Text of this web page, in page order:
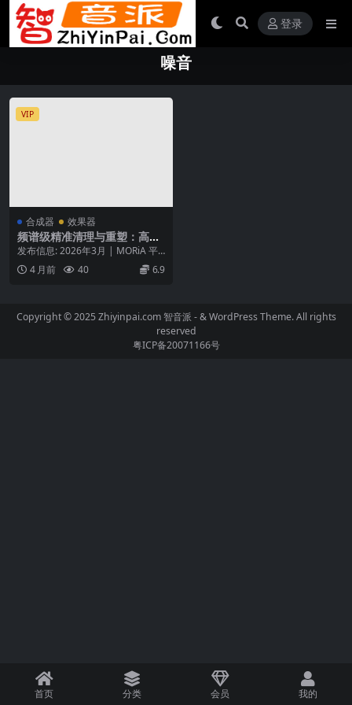
登录
噪音
VIP
合成器 效果器
频谱级精准清理与重塑：高阶
频段噪音门 – iFeature IFEA –
Spectral Gate v2.0.0 macOS
[U2B]
发布信息: 2026年3月 | MORiA 平
台: macOS (Univers...
4 月前 40 6.9
Copyright © 2025 Zhiyinpai.com智音派 - & WordPress Theme. All rights
reserved
粤ICP备20071166号
首页 分类 会员 我的